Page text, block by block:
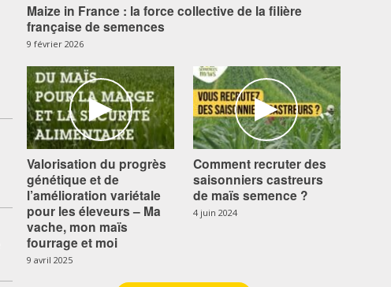
Maize in France : la force collective de la filière
française de semences
9 février 2026
Valorisation du progrès
génétique et de
l’amélioration variétale
pour les éleveurs – Ma
vache, mon maïs
fourrage et moi
9 avril 2025
Comment recruter des
saisonniers castreurs
de maïs semence ?
4 juin 2024